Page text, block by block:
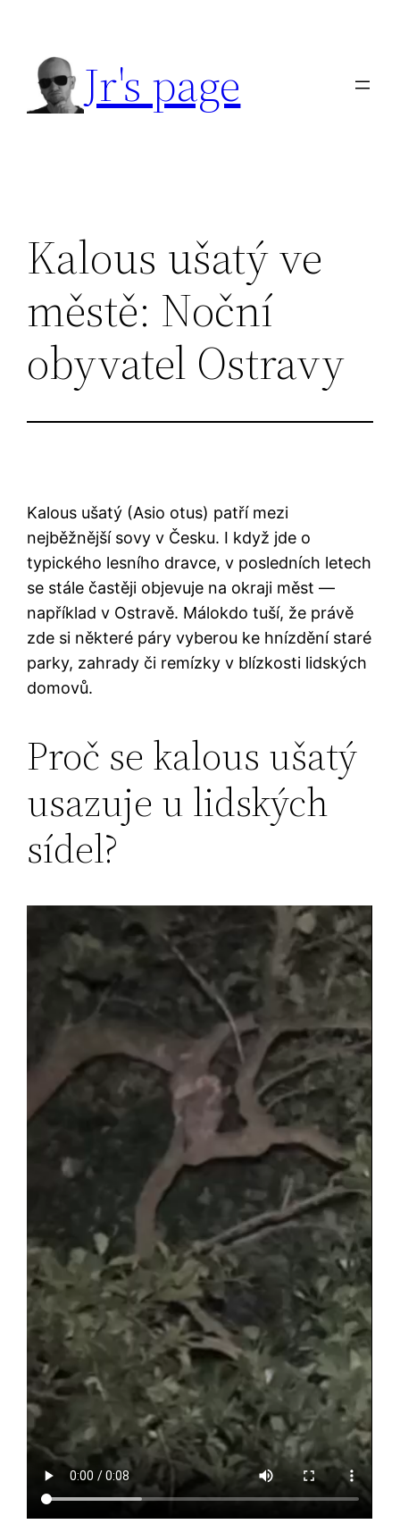
obsah
Jr's page
Kalous ušatý ve
městě: Noční
obyvatel Ostravy
Kalous ušatý (Asio otus) patří mezi
nejběžnější sovy v Česku. I když jde o
typického lesního dravce, v posledních letech
se stále častěji objevuje na okraji měst —
například v Ostravě. Málokdo tuší, že právě
zde si některé páry vyberou ke hnízdění staré
parky, zahrady či remízky v blízkosti lidských
domovů.
Proč se kalous ušatý
usazuje u lidských
sídel?